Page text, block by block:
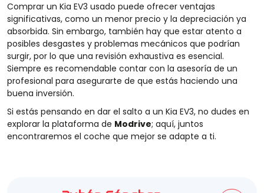
Comprar un Kia EV3 usado puede ofrecer ventajas
significativas, como un menor precio y la depreciación ya
absorbida. Sin embargo, también hay que estar atento a
posibles desgastes y problemas mecánicos que podrían
surgir, por lo que una revisión exhaustiva es esencial.
Siempre es recomendable contar con la asesoría de un
profesional para asegurarte de que estás haciendo una
buena inversión.
Si estás pensando en dar el salto a un Kia EV3, no dudes en
explorar la plataforma de Modrive; aquí, juntos
encontraremos el coche que mejor se adapte a ti.